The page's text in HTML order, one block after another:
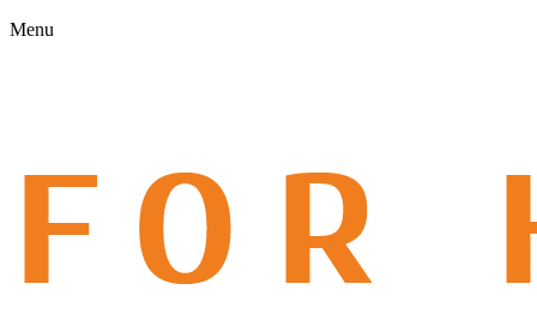
Menu